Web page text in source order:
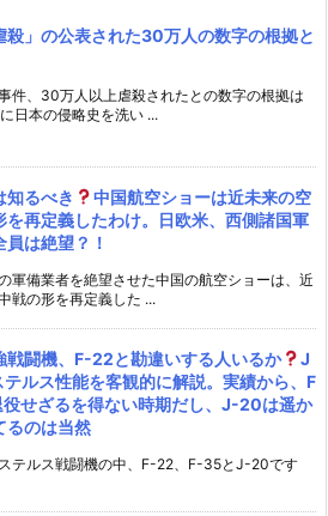
殺」の公表された30万人の数字の根拠と
件、30万人以上虐殺されたとの数字の根拠は
日本の侵略史を洗い ...
知るべき
中国航空ショーは近未来の空
を再定義したわけ。日欧米、西側諸国軍
員は絶望？！
軍備業者を絶望させた中国の航空ショーは、近
戦の形を再定義した ...
戦闘機、F-22と勘違いする人いるか
J
ルス性能を客観的に解説。実績から、F
せざるを得ない時期だし、J-20は遥か
るのは当然
テルス戦闘機の中、F-22、F-35とJ-20です